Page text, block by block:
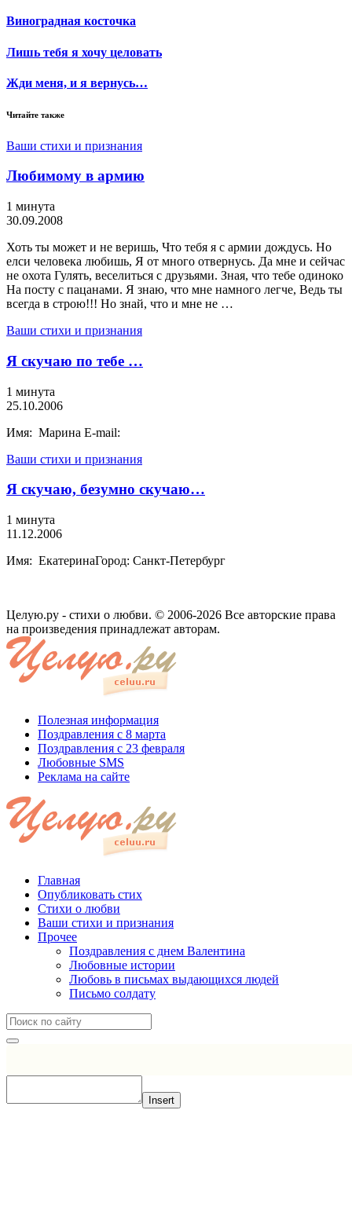
Виноградная косточка
Лишь тебя я хочу целовать
Жди меня, и я вернусь…
Читайте также
Ваши стихи и признания
Любимому в армию
1 минута
30.09.2008
Хоть ты может и не веришь, Что тебя я с армии дождусь. Но
елси человека любишь, Я от много отвернусь. Да мне и сейчас
не охота Гулять, веселиться с друзьями. Зная, что тебе одиноко
На посту с пацанами. Я знаю, что мне намного легче, Ведь ты
всегда в строю!!! Но знай, что и мне не …
Ваши стихи и признания
Я скучаю по тебе …
1 минута
25.10.2006
Имя: Марина E-mail:
Ваши стихи и признания
Я скучаю, безумно скучаю…
1 минута
11.12.2006
Имя: ЕкатеринаГород: Санкт-Петербург
Целую.ру - стихи о любви. © 2006-2026 Все авторские права
на произведения принадлежат авторам.
Полезная информация
Поздравления с 8 марта
Поздравления с 23 февраля
Любовные SMS
Реклама на сайте
Главная
Опубликовать стих
Стихи о любви
Ваши стихи и признания
Прочее
Поздравления с днем Валентина
Любовные истории
Любовь в письмах выдающихся людей
Письмо солдату
Insert